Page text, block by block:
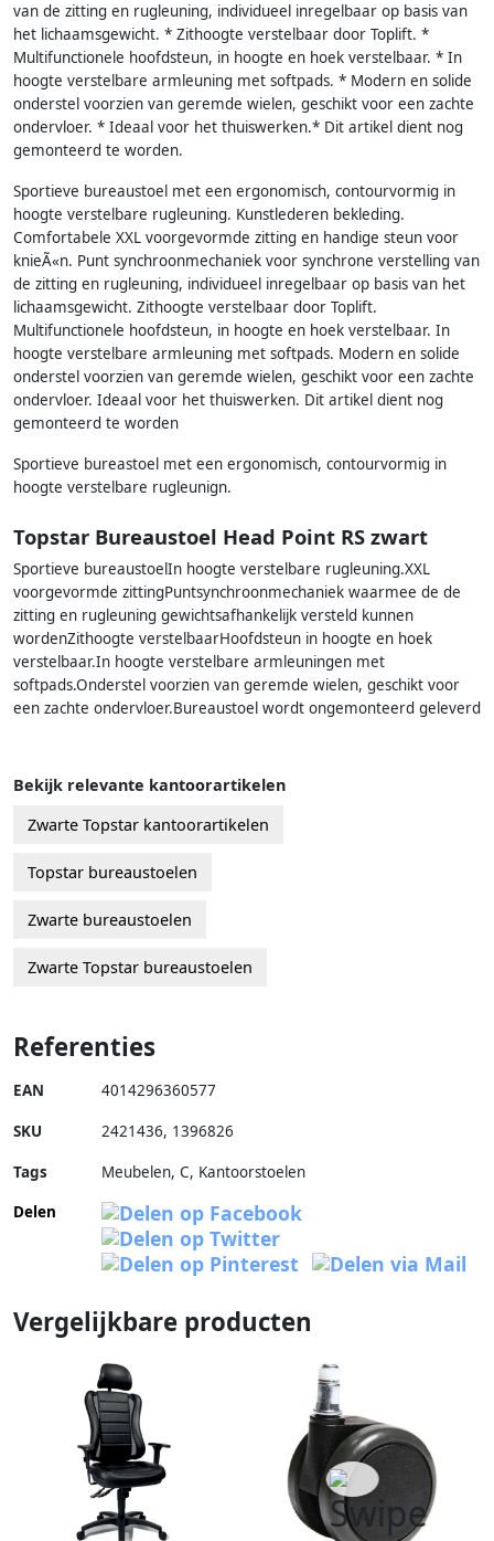
van de zitting en rugleuning, individueel inregelbaar op basis van
het lichaamsgewicht. * Zithoogte verstelbaar door Toplift. *
Multifunctionele hoofdsteun, in hoogte en hoek verstelbaar. * In
hoogte verstelbare armleuning met softpads. * Modern en solide
onderstel voorzien van geremde wielen, geschikt voor een zachte
ondervloer. * Ideaal voor het thuiswerken.* Dit artikel dient nog
gemonteerd te worden.
Sportieve bureaustoel met een ergonomisch, contourvormig in
hoogte verstelbare rugleuning. Kunstlederen bekleding.
Comfortabele XXL voorgevormde zitting en handige steun voor
knieÃ«n. Punt synchroonmechaniek voor synchrone verstelling van
de zitting en rugleuning, individueel inregelbaar op basis van het
lichaamsgewicht. Zithoogte verstelbaar door Toplift.
Multifunctionele hoofdsteun, in hoogte en hoek verstelbaar. In
hoogte verstelbare armleuning met softpads. Modern en solide
onderstel voorzien van geremde wielen, geschikt voor een zachte
ondervloer. Ideaal voor het thuiswerken. Dit artikel dient nog
gemonteerd te worden
Sportieve bureastoel met een ergonomisch, contourvormig in
hoogte verstelbare rugleunign.
Topstar Bureaustoel Head Point RS zwart
Sportieve bureaustoelIn hoogte verstelbare rugleuning.XXL
voorgevormde zittingPuntsynchroonmechaniek waarmee de de
zitting en rugleuning gewichtsafhankelijk versteld kunnen
wordenZithoogte verstelbaarHoofdsteun in hoogte en hoek
verstelbaar.In hoogte verstelbare armleuningen met
softpads.Onderstel voorzien van geremde wielen, geschikt voor
een zachte ondervloer.Bureaustoel wordt ongemonteerd geleverd
Bekijk relevante kantoorartikelen
Zwarte Topstar kantoorartikelen
Topstar bureaustoelen
Zwarte bureaustoelen
Zwarte Topstar bureaustoelen
Referenties
EAN 4014296360577
SKU 2421436, 1396826
Tags
Meubelen, C, Kantoorstoelen
Delen
Vergelijkbare producten